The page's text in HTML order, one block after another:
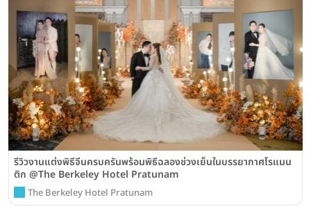
รีวิวงานแต่งพิธีจีนครบครันพร้อมพิธีฉลองช่วงเย็นในบรรยากาศโรแมน
ติก @The Berkeley Hotel Pratunam
The Berkeley Hotel Pratunam